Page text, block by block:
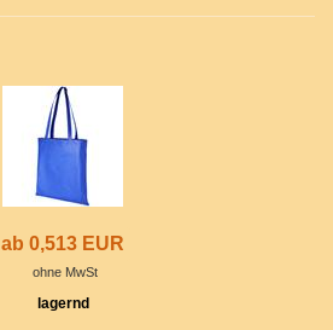
ab 0,513 EUR
ohne MwSt
lagernd